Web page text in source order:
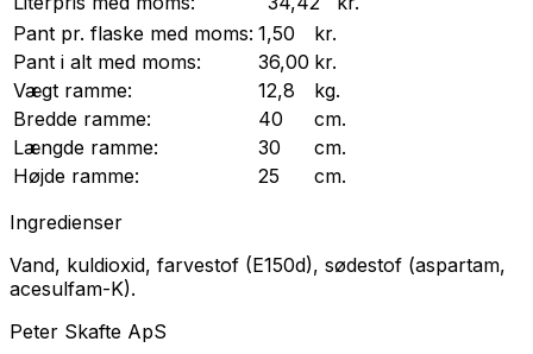
Pant pr. flaske med moms: 1,50
kr.
Pant i alt med moms:
36,00 kr.
Vægt ramme: 12,8
kg.
Bredde ramme: 40
cm.
Længde ramme: 30
cm.
Højde ramme: 25
cm.
Ingredienser
Vand, kuldioxid, farvestof (E150d), sødestof (aspartam,
acesulfam-K).
Peter Skafte ApS